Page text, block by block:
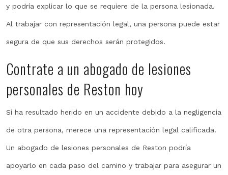
y podría explicar lo que se requiere de la persona lesionada.
Al trabajar con representación legal, una persona puede estar
segura de que sus derechos serán protegidos.
Contrate a un abogado de lesiones
personales de Reston hoy
Si ha resultado herido en un accidente debido a la negligencia
de otra persona, merece una representación legal calificada.
Un abogado de lesiones personales de Reston podría
apoyarlo en cada paso del camino y trabajar para asegurar un